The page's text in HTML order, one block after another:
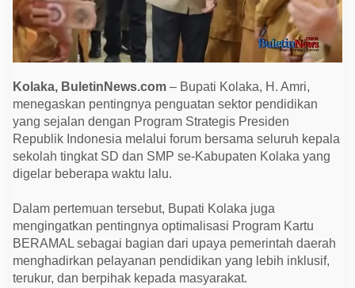
S
o
h
K
a
w
a
P
r
r
a
m
S
t
r
a
Kolaka, BuletinNews.com – Bupati Kolaka, H. Amri,
menegaskan pentingnya penguatan sektor pendidikan
yang sejalan dengan Program Strategis Presiden
Republik Indonesia melalui forum bersama seluruh kepala
sekolah tingkat SD dan SMP se-Kabupaten Kolaka yang
digelar beberapa waktu lalu.
Dalam pertemuan tersebut, Bupati Kolaka juga
mengingatkan pentingnya optimalisasi Program Kartu
BERAMAL sebagai bagian dari upaya pemerintah daerah
menghadirkan pelayanan pendidikan yang lebih inklusif,
terukur, dan berpihak kepada masyarakat.